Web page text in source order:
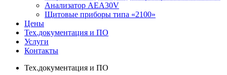
Анализатор АЕA30V
Щитовые приборы типа «2100»
Цены
Тех.документация и ПО
Услуги
Контакты
Тех.документация и ПО